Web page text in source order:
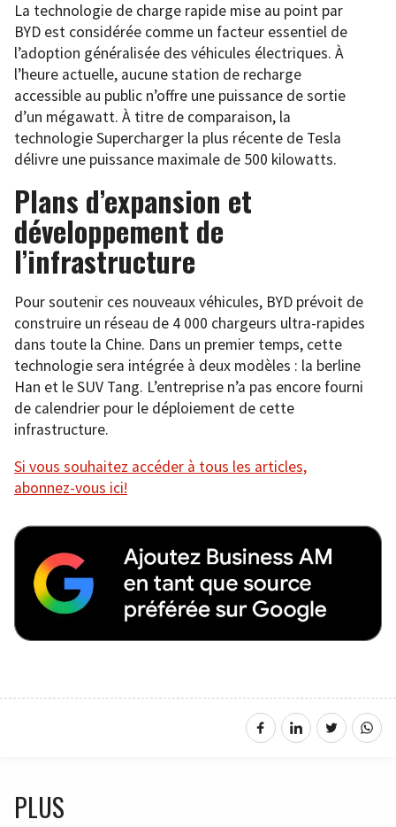
La technologie de charge rapide mise au point par
BYD est considérée comme un facteur essentiel de
l’adoption généralisée des véhicules électriques. À
l’heure actuelle, aucune station de recharge
accessible au public n’offre une puissance de sortie
d’un mégawatt. À titre de comparaison, la
technologie Supercharger la plus récente de Tesla
délivre une puissance maximale de 500 kilowatts.
Plans d’expansion et
développement de
l’infrastructure
Pour soutenir ces nouveaux véhicules, BYD prévoit de
construire un réseau de 4 000 chargeurs ultra-rapides
dans toute la Chine. Dans un premier temps, cette
technologie sera intégrée à deux modèles : la berline
Han et le SUV Tang. L’entreprise n’a pas encore fourni
de calendrier pour le déploiement de cette
infrastructure.
Si vous souhaitez accéder à tous les articles,
abonnez-vous ici!
PLUS